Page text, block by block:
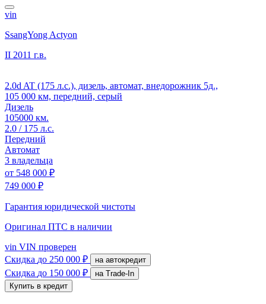
vin
SsangYong Actyon
II 2011 г.в.
2.0d AT (175 л.с.), дизель, автомат, внедорожник 5д.,
105 000 км, передний, серый
Дизель
105000 км.
2.0 / 175 л.с.
Передний
Автомат
3 владельца
от 548 000 ₽
749 000 ₽
Гарантия юридической чистоты
Оригинал ПТС в наличии
vin VIN проверен
Скидка до 250 000 ₽ на автокредит
Скидка до 150 000 ₽
на Trade-In
Купить в кредит